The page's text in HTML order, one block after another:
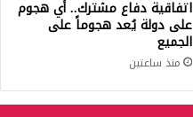
اتفاقية دفاع مشترك.. أي هجوم
على دولة يُعد هجوماً على
الجميع
منذ ساعتين